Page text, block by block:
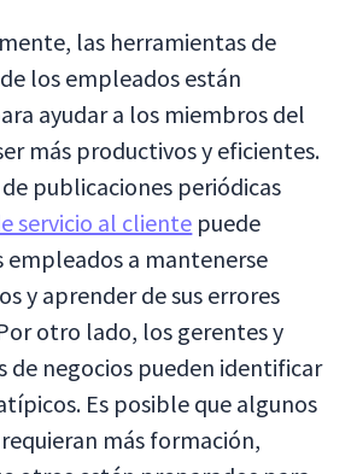
las herramientas de
los empleados están
ayudar a los miembros del
más productivos y eficientes.
publicaciones periódicas
servicio al cliente puede
empleados a mantenerse
y aprender de sus errores
otro lado, los gerentes y
de negocios pueden identificar
Es posible que algunos
más formación,